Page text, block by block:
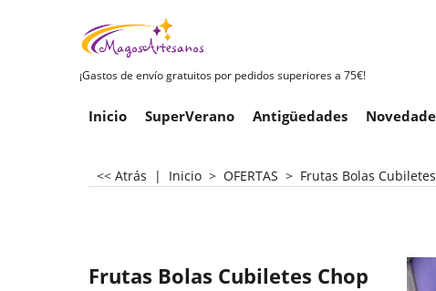
¡Gastos de envío gratuitos por pedidos superiores a 75€!
Inicio SuperVerano Antigüedades
<< Atrás | Inicio > OFERTAS > Frutas Bolas
Frutas Bolas Cubiletes Chop